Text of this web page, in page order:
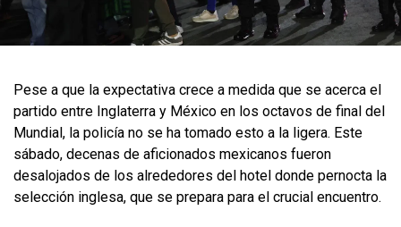
Pese a que la expectativa crece a medida que se acerca el
partido entre Inglaterra y México en los octavos de final del
Mundial, la policía no se ha tomado esto a la ligera. Este
sábado, decenas de aficionados mexicanos fueron
desalojados de los alrededores del hotel donde pernocta la
selección inglesa, que se prepara para el crucial encuentro.